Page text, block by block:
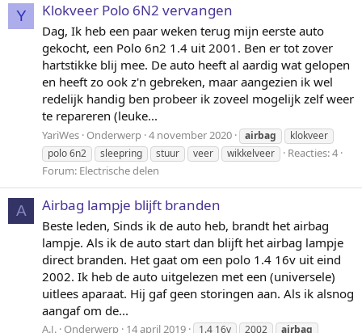
Y Klokveer Polo 6N2 vervangen
Dag, Ik heb een paar weken terug mijn eerste auto
gekocht, een Polo 6n2 1.4 uit 2001. Ben er tot zover
hartstikke blij mee. De auto heeft al aardig wat gelopen
en heeft zo ook z'n gebreken, maar aangezien ik wel
redelijk handig ben probeer ik zoveel mogelijk zelf weer
te repareren (leuke...
YariWes Onderwerp 4 november 2020 airbag
klokveer
polo 6n2
sleepring stuur veer wikkelveer
Reacties: 4
Forum: Electrische delen
A Airbag lampje blijft branden
Beste leden, Sinds ik de auto heb, brandt het airbag
lampje. Als ik de auto start dan blijft het airbag lampje
direct branden. Het gaat om een polo 1.4 16v uit eind
2002. Ik heb de auto uitgelezen met een (universele)
uitlees aparaat. Hij gaf geen storingen aan. Als ik alsnog
aangaf om de...
A.J. Onderwerp 14 april 2019 1.4 16v 2002
airbag